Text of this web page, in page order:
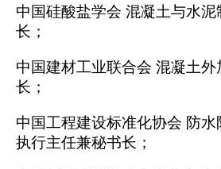
中国硅酸盐学会 混凝土与水泥
长；
中国建材工业联合会 混凝土外
长；
中国工程建设标准化协会 防水
执行主任兼秘书长；